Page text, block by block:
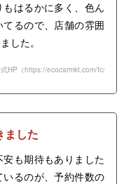
はるかに多く、色ん
るので、店舗の雰囲
した。
HP（https://ecocarmkt.com/fc/
ました
も期待もありました
るのが、予約件数の